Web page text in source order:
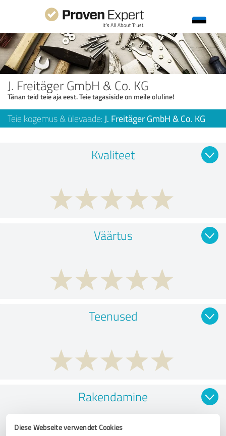
Diese Webseite verwendet Cookies
J. Freitäger GmbH & Co. KG
Tänan teid teie aja eest. Teie tagasiside on meile oluline!
Teie kogemus & ülevaade: J. Freitäger GmbH & Co. KG
Kvaliteet
Väärtus
Teenused
Rakendamine